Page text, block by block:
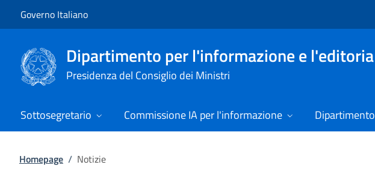
Governo Italiano
Dipartimento per l'informazione e l'editoria
Presidenza del Consiglio dei Ministri
Sottosegretario Commissione IA per l'informazione Dipartimento
Homepage / Notizie